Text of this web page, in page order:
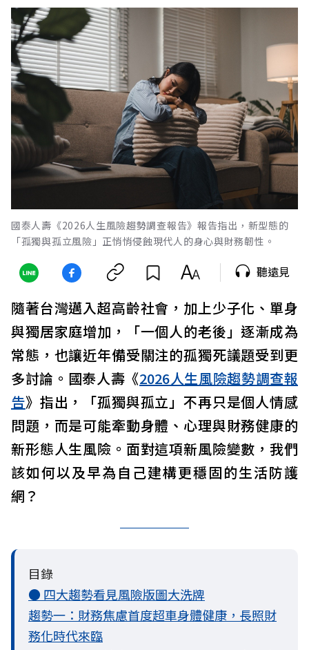
國泰人壽《2026人生風險趨勢調查報告》報告指出，新型態的
「孤獨與孤立風險」正悄悄侵蝕現代人的身心與財務韌性。
聽遠見
隨著台灣邁入超高齡社會，加上少子化、單身
與獨居家庭增加，「一個人的老後」逐漸成為
常態，也讓近年備受關注的孤獨死議題受到更
多討論。國泰人壽《2026人生風險趨勢調查報
告》指出，「孤獨與孤立」不再只是個人情感
問題，而是可能牽動身體、心理與財務健康的
新形態人生風險。面對這項新風險變數，我們
該如何以及早為自己建構更穩固的生活防護
網？
目錄
● 四大趨勢看見風險版圖大洗牌
趨勢一：財務焦慮首度超車身體健康，長照財
務化時代來臨